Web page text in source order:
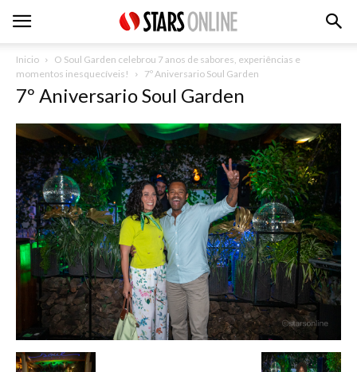
Inicio
O Soul Garden celebrou 7 anos de sabores, experiências e
momentos inesquecíveis!
7º Aniversario Soul Garden
7º Aniversario Soul Garden